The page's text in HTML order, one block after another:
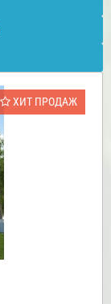
ХИТ ПРОДАЖ